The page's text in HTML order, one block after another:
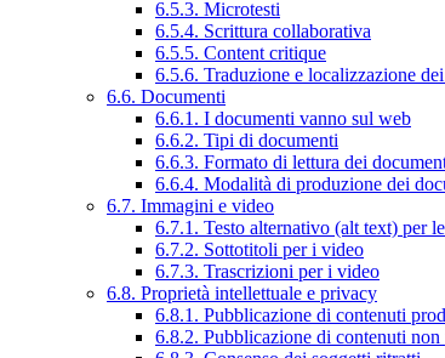
6.5.3. Microtesti
6.5.4. Scrittura collaborativa
6.5.5. Content critique
6.5.6. Traduzione e localizzazione
6.6. Documenti
6.6.1. I documenti vanno sul web
6.6.2. Tipi di documenti
6.6.3. Formato di lettura dei
6.6.4. Modalità di produzione dei
6.7. Immagini e video
6.7.1. Testo alternativo (alt text) per
6.7.2. Sottotitoli per i video
6.7.3. Trascrizioni per i video
6.8. Proprietà intellettuale e privacy
6.8.1. Pubblicazione di contenuti
6.8.2. Pubblicazione di contenuti